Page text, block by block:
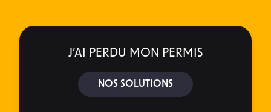
J’AI PERDU MON PERMIS
NOS SOLUTIONS